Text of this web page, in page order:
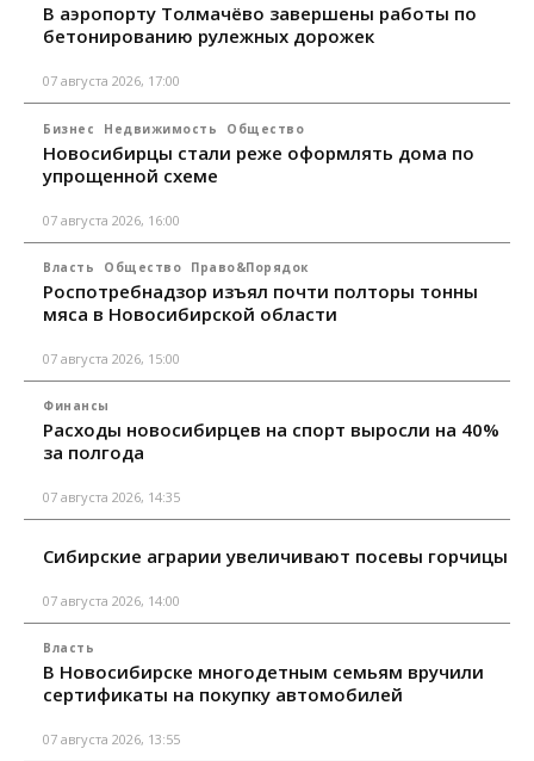
В аэропорту Толмачёво завершены работы по
бетонированию рулежных дорожек
07 августа 2026, 17:00
Бизнес Недвижимость Общество
Новосибирцы стали реже оформлять дома по
упрощенной схеме
07 августа 2026, 16:00
Власть Общество Право&Порядок
Роспотребнадзор изъял почти полторы тонны
мяса в Новосибирской области
07 августа 2026, 15:00
Финансы
Расходы новосибирцев на спорт выросли на 40%
за полгода
07 августа 2026, 14:35
Сибирские аграрии увеличивают посевы горчицы
07 августа 2026, 14:00
Власть
В Новосибирске многодетным семьям вручили
сертификаты на покупку автомобилей
07 августа 2026, 13:55